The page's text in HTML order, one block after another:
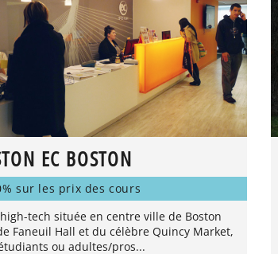
EC BOSTON
sur les prix des cours
tech située en centre ville de Boston
Faneuil Hall et du célèbre Quincy Market,
ou adultes/pros...